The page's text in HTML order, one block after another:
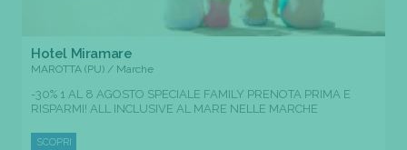
Hotel Miramare
MAROTTA (PU) / Marche
-30% 1 AL 8 AGOSTO SPECIALE FAMILY PRENOTA PRIMA E
RISPARMI! ALL INCLUSIVE AL MARE NELLE MARCHE
SCOPRI